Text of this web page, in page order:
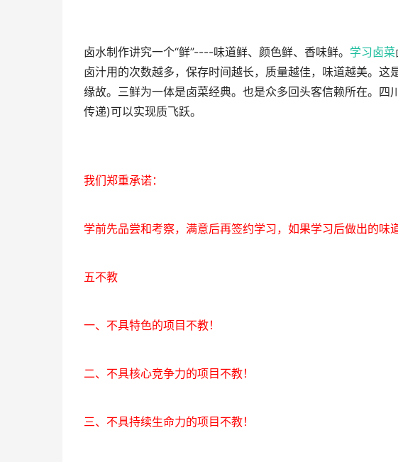
卤水制作讲究一个“鲜”----味道鲜、颜色鲜、香味鲜。 学习卤菜
卤汁用的次数越多，保存时间越长，质量越佳，味道越美。
缘故。三鲜为一体是卤菜经典。也是众多回头客信赖所在。四
传递)可以实现质飞跃。
我们郑重承诺：
学前先品尝和考察，满意后再签约学习，如果学习后做出的味
五不教
一、不具特色的项目不教！
二、不具核心竞争力的项目不教！
三、不具持续生命力的项目不教！